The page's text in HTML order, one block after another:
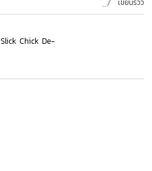
เขียนรีวิว
Chick De-